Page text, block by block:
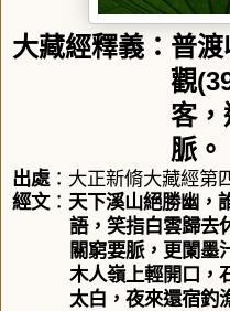
大藏經釋義：普
觀
客，
脈。
出處 ：大正新脩大藏經第
經文： 天下溪山絕勝幽，
語，笑指白雲歸去
關窮要脈，更闌墨
木人嶺上輕開口，
太白，夜來還宿釣